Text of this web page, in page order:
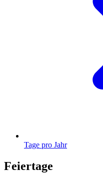
Tage pro Jahr
Feiertage